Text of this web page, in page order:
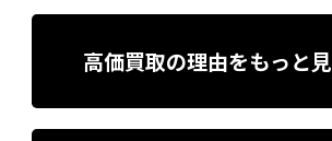
高価買取の理由をもっと